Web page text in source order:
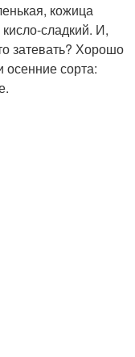
кожица
сладкий. И,
затевать? Хорошо
осенние сорта: